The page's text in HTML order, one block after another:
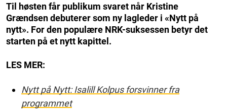
Til høsten får publikum svaret når Kristine
Grændsen debuterer som ny lagleder i «Nytt på
nytt». For den populære NRK-suksessen betyr det
starten på et nytt kapittel.
LES MER:
Nytt på Nytt: Isalill Kolpus forsvinner fra
programmet